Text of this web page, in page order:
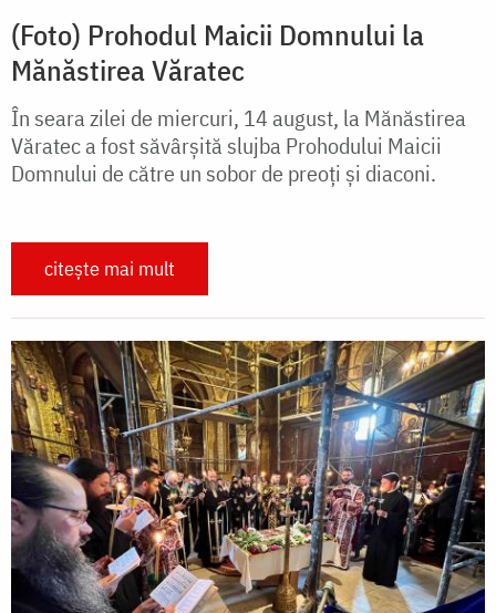
(Foto) Prohodul Maicii Domnului la
Mănăstirea Văratec
În seara zilei de miercuri, 14 august, la Mănăstirea
Văratec a fost săvârșită slujba Prohodului Maicii
Domnului de către un sobor de preoți și diaconi.
citește mai mult